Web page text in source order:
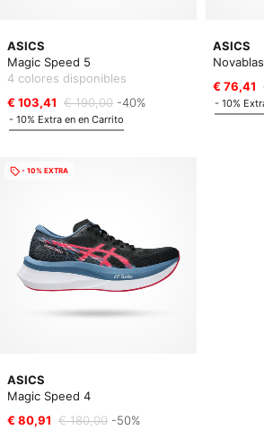
ASICS
Magic Speed 5
4 colores disponibles
€ 103,41 € 190,00 -40%
- 10% Extra en en Carrito
ASICS
€ 76,41
- 10%
ASICS
Magic Speed 4
€ 80,91 € 180,00 -50%
- 10% EXTRA